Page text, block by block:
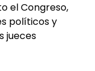
el Congreso,
políticos y
jueces